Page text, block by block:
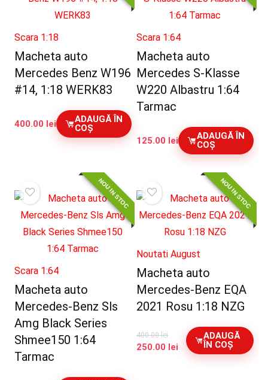
Scara 1:18
Macheta auto
Mercedes Benz W196
#14, 1:18 WERK83
400.00 lei
ADAUGĂ ÎN
COȘ
Scara 1:64
Macheta auto
Mercedes S-Klasse
W220 Albastru 1:64
Tarmac
125.00 lei
ADAUGĂ ÎN
COȘ
NOU IN STOC
Scara 1:64
Macheta auto
Mercedes-Benz Sls
Amg Black Series
Shmee150 1:64
Tarmac
NOU IN STOC
Noutati August
Macheta auto
Mercedes-Benz EQA
2021 Rosu 1:18 NZG
400.00lei
Prețul
250.00 lei Prețul
ADAUGĂ
ÎN COȘ